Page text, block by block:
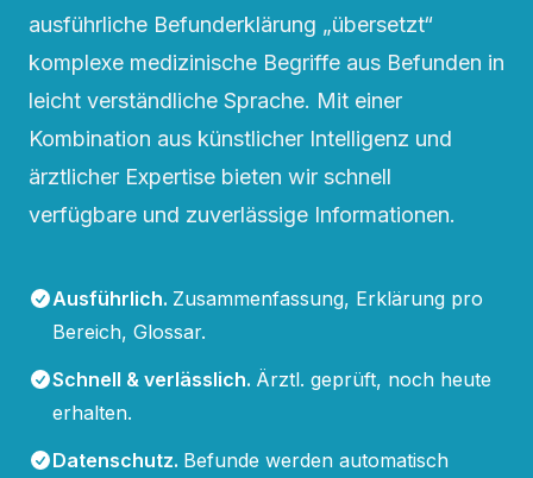
ausführliche Befunderklärung „übersetzt“
komplexe medizinische Begriffe aus Befunden in
leicht verständliche Sprache. Mit einer
Kombination aus künstlicher Intelligenz und
ärztlicher Expertise bieten wir schnell
verfügbare und zuverlässige Informationen.
Ausführlich. Zusammenfassung, Erklärung pro
Bereich, Glossar.
Schnell & verlässlich. Ärztl. geprüft, noch heute
erhalten.
Datenschutz. Befunde werden automatisch